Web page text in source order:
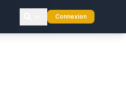
Connexion